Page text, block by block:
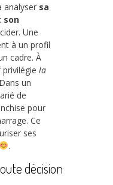
analyser sa
son
Une
à un profil
cadre. À
privilégie la
un
de
pour
Ce
ses
.
décision